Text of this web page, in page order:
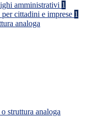
amministrativi 1
cittadini e imprese 1
analoga
struttura analoga